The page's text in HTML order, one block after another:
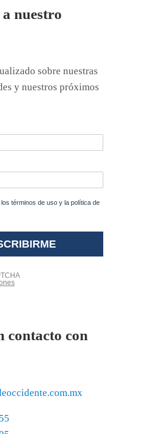
nuestro
sobre nuestras
y nuestros próximos
contacto con